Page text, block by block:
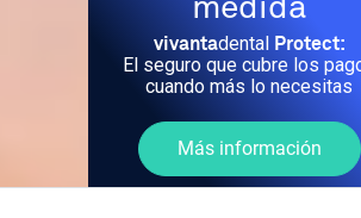
medida
vivantadental Protect:
El seguro que cubre los
cuando más lo necesitas
Más información